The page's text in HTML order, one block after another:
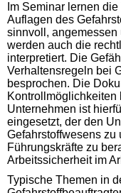
Im Seminar lernen
Auflagen des
sinnvoll, angemessen
werden auch die
interpretiert. Die
Verhaltensregeln bei
besprochen. Die
Kontrollmöglichkeiten
Unternehmen ist
eingesetzt, der den
Gefahrstoffwesens zu
Führungskräfte zu
Arbeitssicherheit im
Typische Themen in